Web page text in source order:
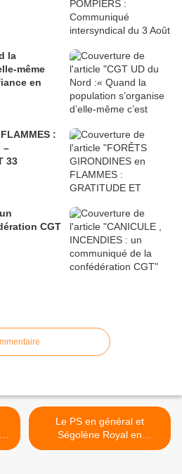
la
même
en
:
–
33
CGT
Le PS en général et
Ségolène Royal en
particulier rivalisent avec